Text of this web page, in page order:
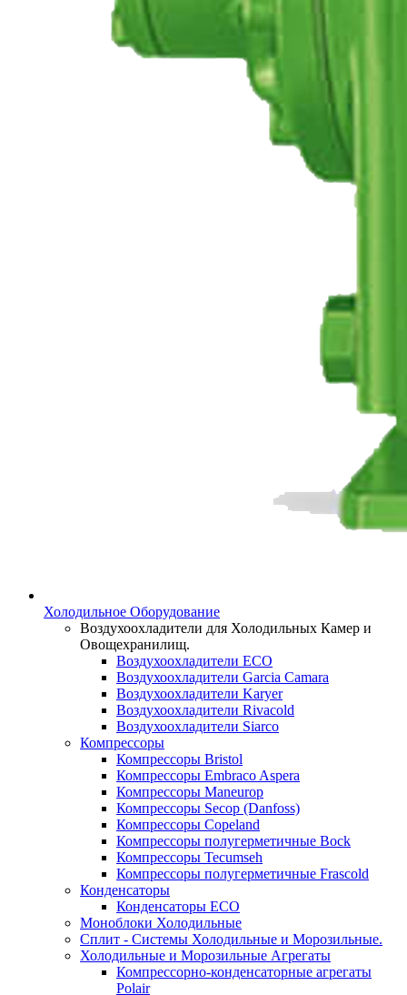
Холодильное Оборудование
Воздухоохладители для Холодильных Камер и
Овощехранилищ.
Воздухоохладители ECO
Воздухоохладители Garcia Camara
Воздухоохладители Karyer
Воздухоохладители Rivacold
Воздухоохладители Siarco
Компрессоры
Компрессоры Bristol
Компрессоры Embraco Aspera
Компрессоры Maneurop
Компрессоры Secop (Danfoss)
Компрессоры Copeland
Компрессоры полугерметичные Bock
Компрессоры Tecumseh
Компрессоры полугерметичные Frascold
Конденсаторы
Конденсаторы ECO
Моноблоки Холодильные
Сплит - Системы Холодильные и Морозильные.
Холодильные и Морозильные Агрегаты
Компрессорно-конденсаторные агрегаты
Polair